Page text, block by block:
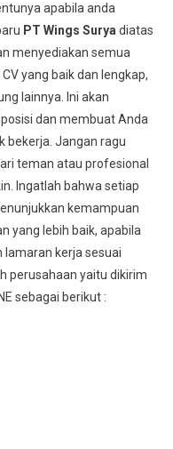
apabila anda
PT Wings Surya diatas
menyediakan semua
yang baik dan lengkap,
lainnya. Ini akan
dan membuat Anda
bekerja. Jangan ragu
teman atau profesional
Ingatlah bahwa setiap
kemampuan
yang lebih baik, apabila
lamaran kerja sesuai
perusahaan yaitu dikirim
sebagai berikut :